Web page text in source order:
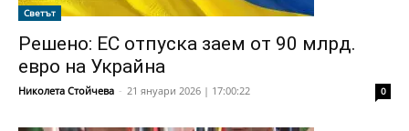
Светът
Решено: ЕС отпуска заем от 90 млрд.
евро на Украйна
Николета Стойчева - 21 януари 2026 | 17:00:22 0